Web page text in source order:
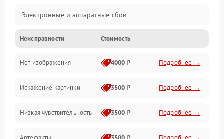
Электронные и аппаратные сбои
Неисправности сенсора и оптики
Программные ошибки
Электропитание
Измерения
Неисправности Стоимость
Нет изображения 4000 ₽ Подробнее →
Искажение картинки 3500 ₽ Подробнее →
Низкая чувствительность 3500 ₽ Подробнее →
Артефакты 3500 ₽ Подробнее →